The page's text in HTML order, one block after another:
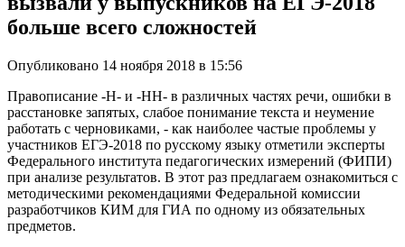
больше всего сложностей
Опубликовано 14 ноября 2018 в 15:56
Правописание -Н- и -НН- в различных частях речи, ошибки в
расстановке запятых, слабое понимание текста и неумение
работать с черновиками, - как наиболее частые проблемы у
участников ЕГЭ-2018 по русскому языку отметили эксперты
Федерального института педагогических измерений (ФИПИ)
при анализе результатов. В этот раз предлагаем ознакомиться с
методическими рекомендациями Федеральной комиссии
разработчиков КИМ для ГИА по одному из обязательных
предметов.